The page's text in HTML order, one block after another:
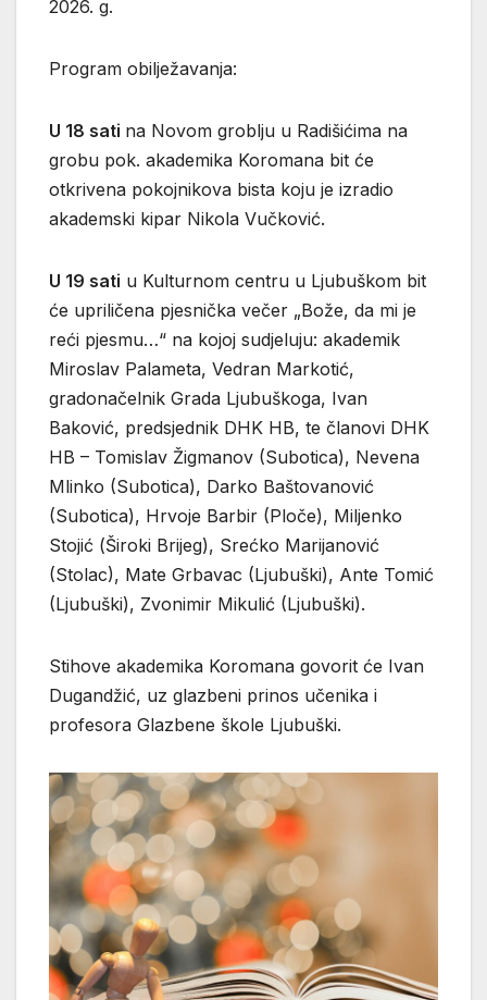
2026. g.
Program obilježavanja:
U 18 sati na Novom groblju u Radišićima na
grobu pok. akademika Koromana bit će
otkrivena pokojnikova bista koju je izradio
akademski kipar Nikola Vučković.
U 19 sati u Kulturnom centru u Ljubuškom bit
će upriličena pjesnička večer „Bože, da mi je
reći pjesmu…“ na kojoj sudjeluju: akademik
Miroslav Palameta, Vedran Markotić,
gradonačelnik Grada Ljubuškoga, Ivan
Baković, predsjednik DHK HB, te članovi DHK
HB – Tomislav Žigmanov (Subotica), Nevena
Mlinko (Subotica), Darko Baštovanović
(Subotica), Hrvoje Barbir (Ploče), Miljenko
Stojić (Široki Brijeg), Srećko Marijanović
(Stolac), Mate Grbavac (Ljubuški), Ante Tomić
(Ljubuški), Zvonimir Mikulić (Ljubuški).
Stihove akademika Koromana govorit će Ivan
Dugandžić, uz glazbeni prinos učenika i
profesora Glazbene škole Ljubuški.